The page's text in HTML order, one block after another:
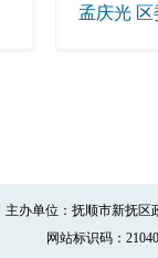
孟庆光
主办单位：抚顺市新抚
网站标识码：